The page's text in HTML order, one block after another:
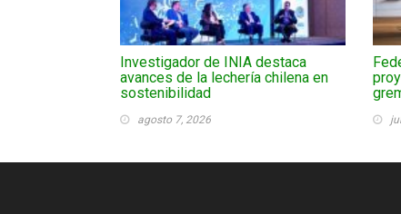
Investigador de INIA destaca
avances de la lechería chilena en
sostenibilidad
agosto 7, 2026